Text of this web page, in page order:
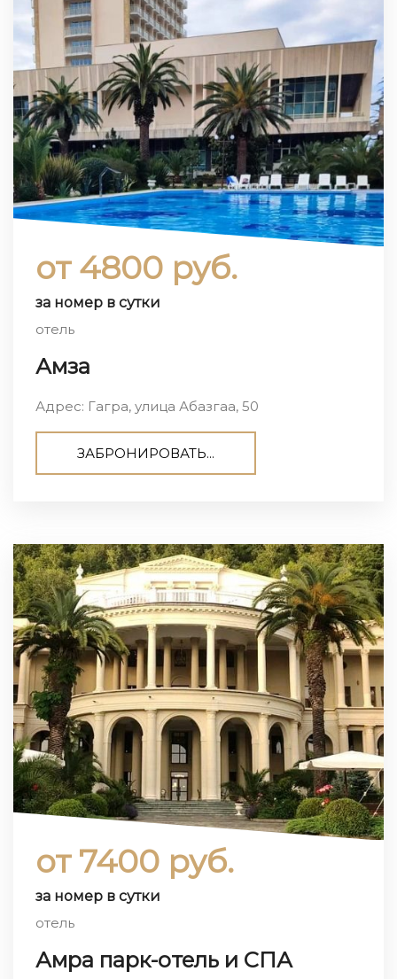
от 4800 руб.
за номер в сутки
отель
Амза
Адрес: Гагра, улица Абазгаа, 50
ЗАБРОНИРОВАТЬ...
от 7400 руб.
за номер в сутки
отель
Амра парк-отель и СПА